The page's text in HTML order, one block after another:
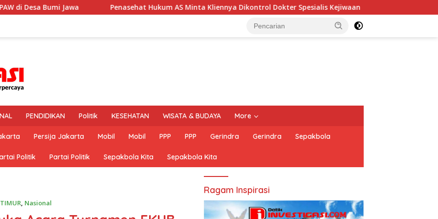
Penasehat Hukum AS Minta Kliennya Dikontrol Dokter Spesialis Kejiwaan PERNYATAAN SIKAP PEWARTA FOTO
PENDIDIKAN Politik KESEHATAN WISATA & BUDAYA More
Persija Jakarta Mobil Mobil PPP PPP Gerindra Gerindra Sepakbola
Politik Partai Politik Sepakbola Kita Sepakbola Kita
, Nasional
Ragam Inspirasi